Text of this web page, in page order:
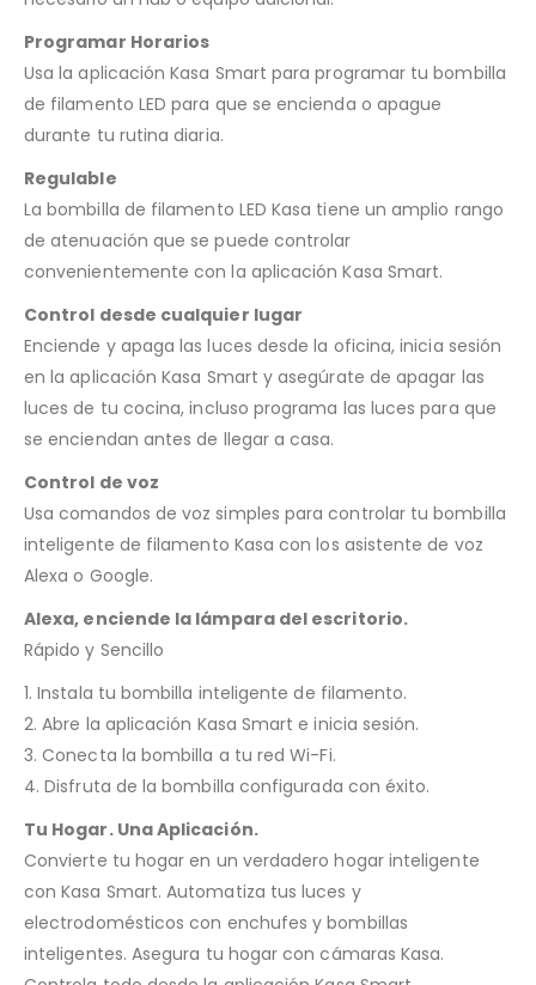
Programar Horarios
Usa la aplicación Kasa Smart para programar tu bombilla
de filamento LED para que se encienda o apague
durante tu rutina diaria.
Regulable
La bombilla de filamento LED Kasa tiene un amplio rango
de atenuación que se puede controlar
convenientemente con la aplicación Kasa Smart.
Control desde cualquier lugar
Enciende y apaga las luces desde la oficina, inicia sesión
en la aplicación Kasa Smart y asegúrate de apagar las
luces de tu cocina, incluso programa las luces para que
se enciendan antes de llegar a casa.
Control de voz
Usa comandos de voz simples para controlar tu bombilla
inteligente de filamento Kasa con los asistente de voz
Alexa o Google.
Alexa, enciende la lámpara del escritorio.
Rápido y Sencillo
1. Instala tu bombilla inteligente de filamento.
2. Abre la aplicación Kasa Smart e inicia sesión.
3. Conecta la bombilla a tu red Wi-Fi.
4. Disfruta de la bombilla configurada con éxito.
Tu Hogar. Una Aplicación.
Convierte tu hogar en un verdadero hogar inteligente
con Kasa Smart. Automatiza tus luces y
electrodomésticos con enchufes y bombillas
inteligentes. Asegura tu hogar con cámaras Kasa.